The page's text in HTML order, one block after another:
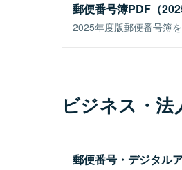
郵便番号簿PDF（
2025年度版郵便番号簿
ビジネス・
郵便番号・デジタル